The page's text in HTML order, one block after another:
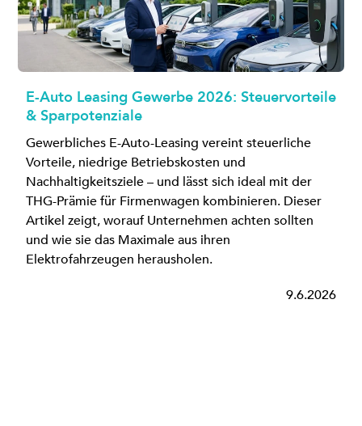
E-Auto Leasing Gewerbe 2026: Steuervorteile
& Sparpotenziale
Gewerbliches E-Auto-Leasing vereint steuerliche
Vorteile, niedrige Betriebskosten und
Nachhaltigkeitsziele – und lässt sich ideal mit der
THG-Prämie für Firmenwagen kombinieren. Dieser
Artikel zeigt, worauf Unternehmen achten sollten
und wie sie das Maximale aus ihren
Elektrofahrzeugen herausholen.
9.6.2026